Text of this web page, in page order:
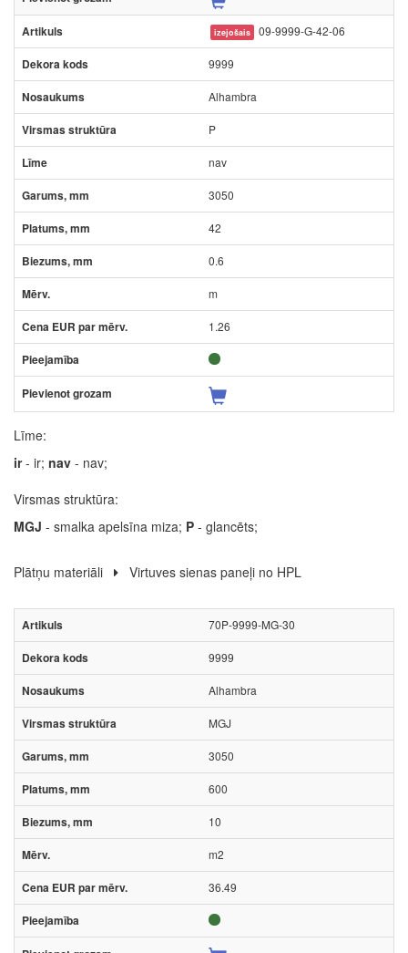
izejošais 09-9999-G-42-06
9999
Alhambra
P
nav
3050
42
0.6
m
1.26
Līme:
ir- ir; nav - nav;
Virsmas struktūra:
MGJ - smalka apelsīna miza; P - glancēts;
Plātņu materiāli Virtuves sienas paneļi no HPL
70P-9999-MG-30
9999
Alhambra
MGJ
3050
600
10
m2
36.49